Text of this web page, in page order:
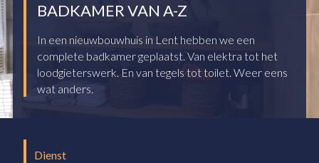
BADKAMER VAN A-Z
In een nieuwbouwhuis in Lent hebben we een
complete badkamer geplaatst. Van elektra tot het
loodgieterswerk. En van tegels tot toilet. Weer eens
wat anders.
Dienst